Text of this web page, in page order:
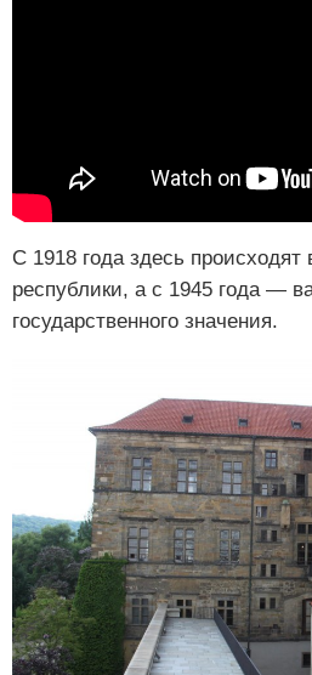
С 1918 года здесь
республики, а с 1945 года —
государственного значения.